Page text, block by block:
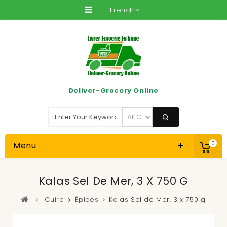
French
0
Deliver-Grocery Online
Menu
Kalas Sel De Mer, 3 X 750 G
Cuire Épices Kalas Sel de Mer, 3 x 750 g